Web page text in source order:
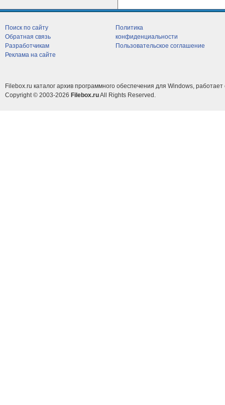
Поиск по сайту
Обратная связь
Разработчикам
Реклама на сайте
Политика
конфиденциальности
Пользовательское соглашение
Filebox.ru каталог архив программного обеспечения для Windows, работает
Copyright © 2003-2026 Filebox.ruAll Rights Reserved.